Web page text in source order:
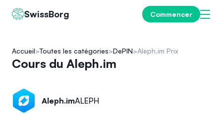
SwissBorg Commencer
Accueil Toutes les catégories DePIN Aleph.im Prix
Cours du Aleph.im
Aleph.imALEPH